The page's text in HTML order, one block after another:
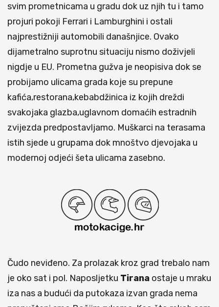
svim prometnicama u gradu dok uz njih tu i tamo
projuri pokoji Ferrari i Lamburghini i ostali
najprestižniji automobili današnjice. Ovako
dijametralno suprotnu situaciju nismo doživjeli
nigdje u EU. Prometna gužva je neopisiva dok se
probijamo ulicama grada koje su prepune
kafića,restorana,kebabdžinica iz kojih dreždi
svakojaka glazba,uglavnom domaćih estradnih
zvijezda predpostavljamo. Muškarci na terasama
istih sjede u grupama dok mnoštvo djevojaka u
modernoj odjeći šeta ulicama zasebno.
Čudo neviđeno. Za prolazak kroz grad trebalo nam
je oko sat i pol. Naposljetku Tirana ostaje u mraku
iza nas a budući da putokaza izvan grada nema